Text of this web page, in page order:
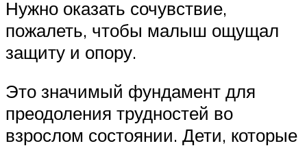
Нужно оказать сочувствие,
пожалеть, чтобы малыш ощущал
защиту и опору.
Это значимый фундамент для
преодоления трудностей во
взрослом состоянии. Дети, которые